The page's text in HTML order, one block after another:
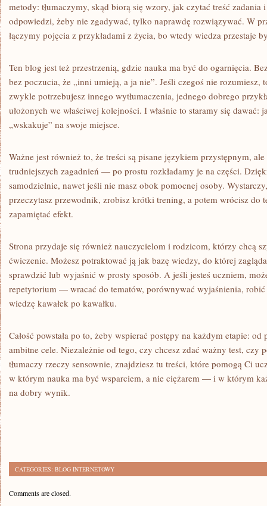
metody: tłumaczymy, skąd biorą się wzory, jak czytać treść
odpowiedzi, żeby nie zgadywać, tylko naprawdę rozwiązywać. W
łączymy pojęcia z przykładami z życia, bo wtedy wiedza przestaje
Ten blog jest też przestrzenią, gdzie nauka ma być do ogarnięcia.
bez poczucia, że „inni umieją, a ja nie”. Jeśli czegoś nie
zwykle potrzebujesz innego wytłumaczenia, jednego dobrego
ułożonych we właściwej kolejności. I właśnie to staramy się dawać:
„wskakuje” na swoje miejsce.
Ważne jest również to, że treści są pisane językiem przystępnym,
trudniejszych zagadnień — po prostu rozkładamy je na części.
samodzielnie, nawet jeśli nie masz obok pomocnej osoby.
przeczytasz przewodnik, zrobisz krótki trening, a potem wrócisz do
zapamiętać efekt.
Strona przydaje się również nauczycielom i rodzicom, którzy chcą
ćwiczenie. Możesz potraktować ją jak bazę wiedzy, do której
sprawdzić lub wyjaśnić w prosty sposób. A jeśli jesteś uczniem,
repetytorium — wracać do tematów, porównywać wyjaśnienia, robić
wiedzę kawałek po kawałku.
Całość powstała po to, żeby wspierać postępy na każdym etapie:
ambitne cele. Niezależnie od tego, czy chcesz zdać ważny test, czy
tłumaczy rzeczy sensownie, znajdziesz tu treści, które pomogą Ci
w którym nauka ma być wsparciem, a nie ciężarem — i w którym
na dobry wynik.
CATEGORIES: BLOG INTERNETOWY
Comments are closed.